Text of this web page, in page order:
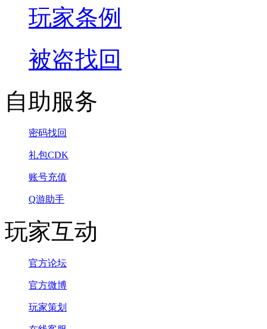
玩家条例
被盗找回
自助服务
密码找回
礼包CDK
账号充值
Q游助手
玩家互动
官方论坛
官方微博
玩家策划